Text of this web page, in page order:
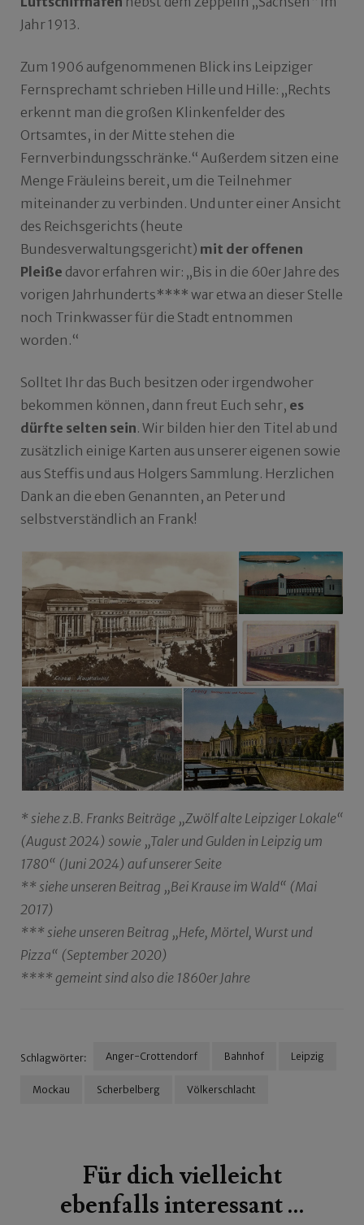
Jahr 1913.
Zum 1906 aufgenommenen Blick ins Leipziger
Fernsprechamt schrieben Hille und Hille: „Rechts
erkennt man die großen Klinkenfelder des
Ortsamtes, in der Mitte stehen die
Fernverbindungsschränke.“ Außerdem sitzen eine
Menge Fräuleins bereit, um die Teilnehmer
miteinander zu verbinden. Und unter einer Ansicht
des Reichsgerichts (heute
Bundesverwaltungsgericht) mit der offenen
Pleiße davor erfahren wir: „Bis in die 60er Jahre des
vorigen Jahrhunderts**** war etwa an dieser Stelle
noch Trinkwasser für die Stadt entnommen
worden.“
Solltet Ihr das Buch besitzen oder irgendwoher
bekommen können, dann freut Euch sehr, es
dürfte selten sein. Wir bilden hier den Titel ab und
zusätzlich einige Karten aus unserer eigenen sowie
aus Steffis und aus Holgers Sammlung. Herzlichen
Dank an die eben Genannten, an Peter und
selbstverständlich an Frank!
* siehe z.B. Franks Beiträge „Zwölf alte Leipziger Lokale“
(August 2024) sowie „Taler und Gulden in Leipzig um
1780“ (Juni 2024) auf unserer Seite
** siehe unseren Beitrag „Bei Krause im Wald“ (Mai
2017)
*** siehe unseren Beitrag „Hefe, Mörtel, Wurst und
Pizza“ (September 2020)
**** gemeint sind also die 1860er Jahre
Schlagwörter: Anger-Crottendorf Bahnhof Leipzig
Mockau Scherbelberg Völkerschlacht
Für dich vielleicht
ebenfalls interessant …